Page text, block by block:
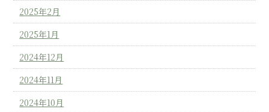
2025年2月
2025年1月
2024年12月
2024年11月
2024年10月